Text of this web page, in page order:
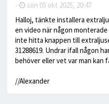
- sön 05 okt 2025, 20:47
Halloj, tänkte installera
en video när någon
inte hitta knappen till
31288619. Undrar ifall någon
behöver eller vet var man kan
//Alexander